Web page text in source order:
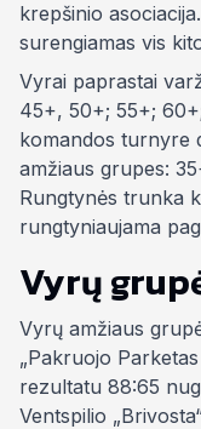
krepšinio
surengiamas vis
Vyrai paprastai
45+, 50+; 55+;
komandos turnyre
amžiaus grupes:
Rungtynės trunka
rungtyniaujama
Vyrų
Vyrų amžiaus
„Pakruojo
rezultatu 88:65
Ventspilio